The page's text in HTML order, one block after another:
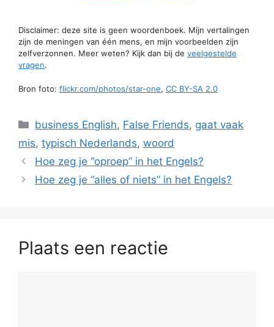
Disclaimer: deze site is geen woordenboek. Mijn vertalingen
zijn de meningen van één mens, en mijn voorbeelden zijn
zelfverzonnen. Meer weten? Kijk dan bij de veelgestelde
vragen.
Bron foto: flickr.com/photos/star-one, CC BY-SA 2.0
Categorieën
business English, False Friends, gaat vaak
mis, typisch Nederlands, woord
Hoe zeg je “oproep” in het Engels?
Hoe zeg je “alles of niets” in het Engels?
Plaats een reactie